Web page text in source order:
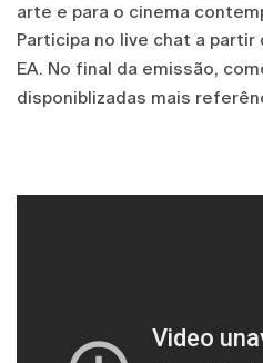
arte e para o cinema
Participa no live chat a partir
EA. No final da emissão,
disponiblizadas mais